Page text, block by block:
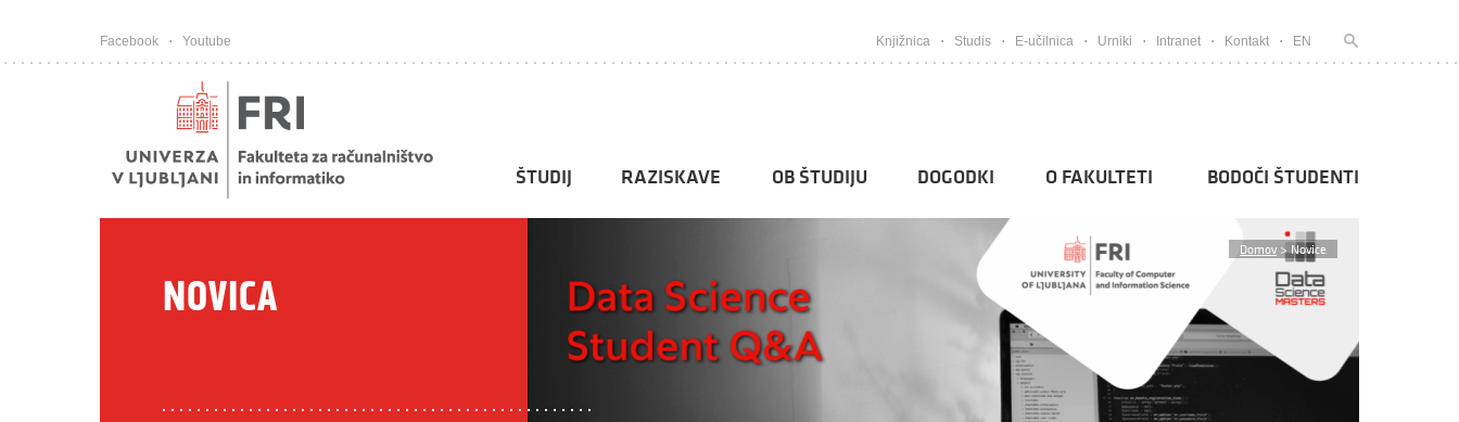
Facebook Youtube Knjižnica Studis E-učilnica Urniki Intranet Kontakt EN
ŠTUDIJ RAZISKAVE OB ŠTUDIJU DOGODKI O FAKULTETI BODOČI ŠTUDENTI
Domov >Novice
NOVICA